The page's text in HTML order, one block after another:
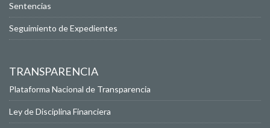
Sentencias
Seguimiento de Expedientes
TRANSPARENCIA
Plataforma Nacional de Transparencia
Ley de Disciplina Financiera